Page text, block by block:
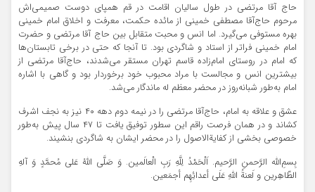
حاج آقا مرتضی در طول سالیان اقامت در قم همپای دوست صمیمی‌اش
مرحوم حاج‌آقا مصطفی خمینی از مائده حکمت، معرفت و اخلاق امام خمینی
بهره مستوفی می‌گیرد. اما انس و محبت متقابل بین حاج آقا مرتضی و حضرت
امام خمینی فراتر از استاد و شاگردی بود. تا آنجا که حتی در برخی تابستان‌ها
که امام در روستای امام‌زاده قاسم تهران مستقر می‌شدند، حاج‌آقا مرتضی از
بیشترین انس و مجالست با مراد محبوب خود برخوردار بود و گاهی با اشاره
امام به‌طور شبانه‌روز در محضر معظم له ماندگار می‌شد.
عشق و علاقه به امام، حاج‌آقا مرتضی را در نیمه دوم دهه ۴۰ نیز به نجف اشرف
کشاند و در همان فرصت راقم این سطور توفیق یافت تا ۴۷ سال پیش به‌طور
خصوصی بخشی از کفایةالاصول را در محضر ایشان به شاگردی بنشیند.
بِسمِ‌اللّه الرَّحمنِ الرَّحیم. اَلْحَمْدُ لِلَّهِ رَبِ الْعالَمین. وَ صَلَّی اللهُ عَلی مُحمَّدٍ وَ آلهِ
الطّاهِرین و لَعنةُ اللهِ عَلَی أعدائِهِم أجمَعین.